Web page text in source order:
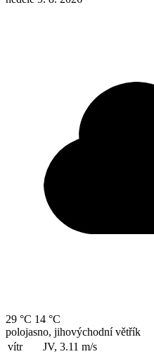
29 °C 14 °C
polojasno, jihovýchodní větřík
vítr
JV, 3.11 m/s